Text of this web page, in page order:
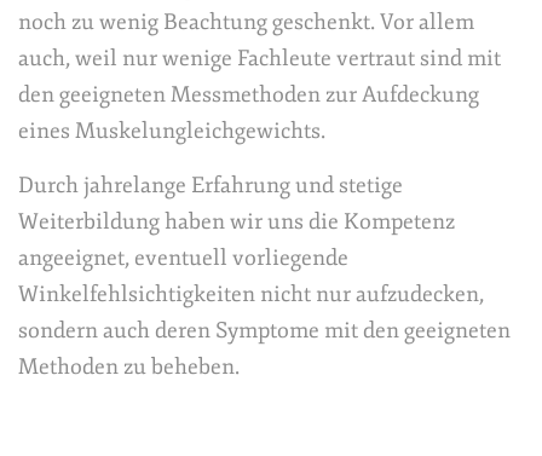
noch zu wenig Beachtung geschenkt. Vor allem
auch, weil nur wenige Fachleute vertraut sind mit
den geeigneten Messmethoden zur Aufdeckung
eines Muskelungleichgewichts.
Durch jahrelange Erfahrung und stetige
Weiterbildung haben wir uns die Kompetenz
angeeignet, eventuell vorliegende
Winkelfehlsichtigkeiten nicht nur aufzudecken,
sondern auch deren Symptome mit den geeigneten
Methoden zu beheben.